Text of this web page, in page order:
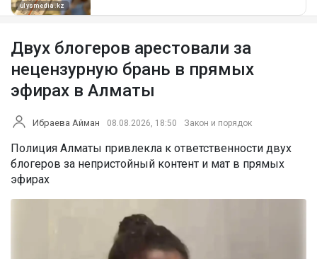
Двух блогеров арестовали за
нецензурную брань в прямых
эфирах в Алматы
Ибраева Айман 08.08.2026, 18:50 Закон и порядок
Полиция Алматы привлекла к ответственности двух
блогеров за непристойный контент и мат в прямых
эфирах